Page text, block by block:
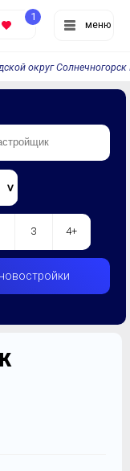
меню
1
округ
3 4+